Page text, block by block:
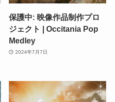
保護中: 映像作品制作プロ
ジェクト | Occitania Pop
Medley
2024年7月7日